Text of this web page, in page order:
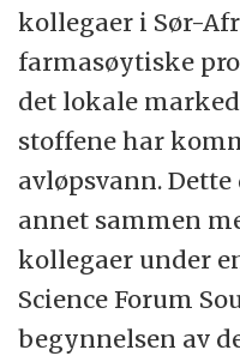
kollegaer i Sør-
farmasøytiske
det lokale
stoffene har
avløpsvann.
annet sammen
kollegaer under
Science Forum
begynnelsen av